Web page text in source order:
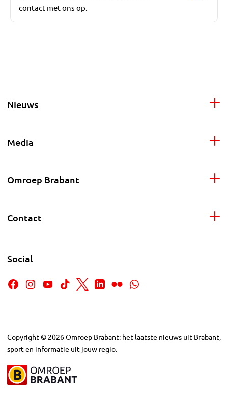
contact met ons op.
Nieuws
Media
Omroep Brabant
Contact
Social
Copyright © 2026Omroep Brabant: het laatste nieuws uit Brabant,
sport en informatie uit jouw regio.